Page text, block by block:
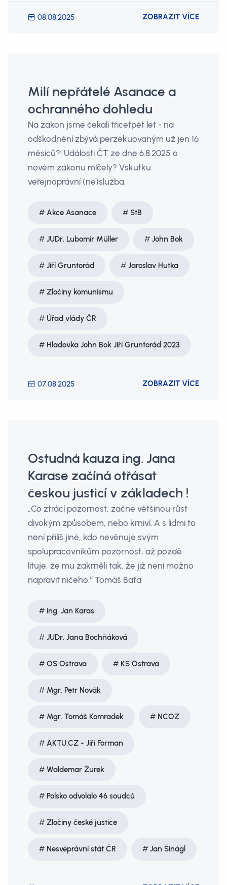
08.08.2025 ZOBRAZIT VÍCE
Milí nepřátelé Asanace a
ochranného dohledu
Na zákon jsme čekali třicetpět let - na
odškodnění zbývá perzekuovaným už jen 16
měsíců?! Události ČT ze dne 6.8.2025 o
novém zákonu mlčely? Vskutku
veřejnoprávní (ne)služba.
Akce Asanace StB
JUDr. Lubomír Müller John Bok
Jiří Gruntorád Jaroslav Hutka
Zločiny komunismu
Úřad vlády ČR
Hladovka John Bok Jiří Gruntorád 2023
07.08.2025 ZOBRAZIT VÍCE
Ostudná kauza ing. Jana
Karase začíná otřásat
českou justicí v základech !
„Co ztrácí pozornost, začne většinou růst
divokým způsobem, nebo krniví. A s lidmi to
není příliš jiné, kdo nevěnuje svým
spolupracovníkům pozornost, až pozdě
lituje, že mu zakrněli tak, že již není možno
napravit ničeho.“ Tomáš Baťa
ing. Jan Karas
JUDr. Jana Bochňáková
OS Ostrava KS Ostrava
Mgr. Petr Novák
Mgr. Tomáš Komradek NCOZ
AKTU.CZ - Jiří Forman
Waldemar Żurek
Polsko odvolalo 46 soudců
Zločiny české justice
Nesvéprávní stát ČR Jan Šinágl